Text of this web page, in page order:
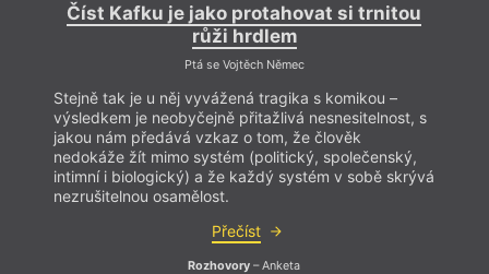
Číst Kafku je jako protahovat si trnitou
růži hrdlem
Ptá se Vojtěch Němec
Stejně tak je u něj vyvážená tragika s komikou –
výsledkem je neobyčejně přitažlivá nesnesitelnost, s
jakou nám předává vzkaz o tom, že člověk
nedokáže žít mimo systém (politický, společenský,
intimní i biologický) a že každý systém v sobě skrývá
nezrušitelnou osamělost.
Přečíst
Rozhovory – Anketa